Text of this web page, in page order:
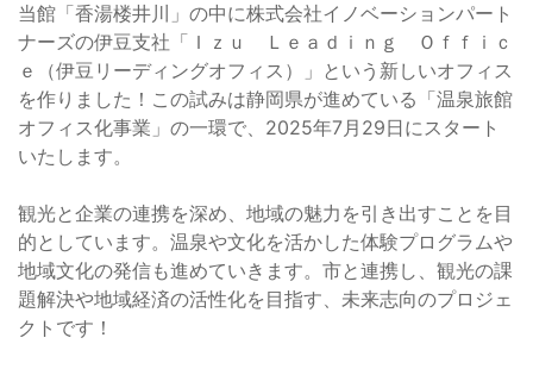
当館「香湯楼井川」の中に株式会社イノベーションパート
ナーズの伊豆支社「Ｉｚｕ Ｌｅａｄｉｎｇ Ｏｆｆｉｃ
ｅ（伊豆リーディングオフィス）」という新しいオフィス
を作りました！この試みは静岡県が進めている「温泉旅館
オフィス化事業」の一環で、2025年7月29日にスタート
いたします。
観光と企業の連携を深め、地域の魅力を引き出すことを目
的としています。温泉や文化を活かした体験プログラムや
地域文化の発信も進めていきます。市と連携し、観光の課
題解決や地域経済の活性化を目指す、未来志向のプロジェ
クトです！